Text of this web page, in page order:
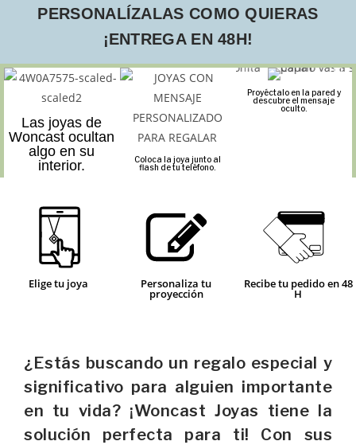
PERSONALÍZALAS COMO QUIERAS
¡ENTREGA EN 48H!
Las joyas de
Woncast ocultan
algo en su
interior.
Coloca la joya junto al
flash de tu teléfono.
Proyéctalo en la pared y
descubre el mensaje
oculto.
Elige tu joya Personaliza tu
proyección
Recibe tu pedido en 48
H
¿Estás buscando un regalo especial y
significativo para alguien importante
en tu vida? ¡Woncast Joyas tiene la
solución perfecta para ti! Con sus